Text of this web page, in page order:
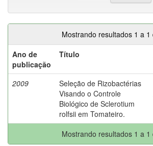
Mostrando resultados 1 a 1
Ano de
publicação
Título
2009
Seleção de Rizobactérias
Visando o Controle
Biológico de Sclerotium
rolfsii em Tomateiro.
Mostrando resultados 1 a 1